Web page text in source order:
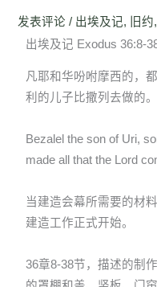
发表评论 / 出埃及记, 旧约,
出埃及记 Exodus 36:8-
凡耶和华吩咐摩西的，
利的儿子比撒列去做的。
Bezalel the son of Uri,
made all that the Lord
当建造会幕所需要的材
建造工作正式开始。
36章8-38节，描述的制